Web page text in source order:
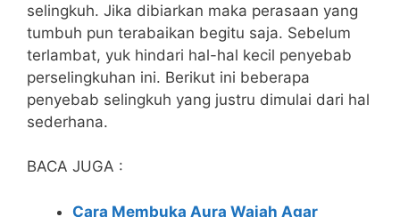
selingkuh. Jika dibiarkan maka perasaan yang
tumbuh pun terabaikan begitu saja. Sebelum
terlambat, yuk hindari hal-hal kecil penyebab
perselingkuhan ini. Berikut ini beberapa
penyebab selingkuh yang justru dimulai dari hal
sederhana.
BACA JUGA :
Cara Membuka Aura Wajah Agar